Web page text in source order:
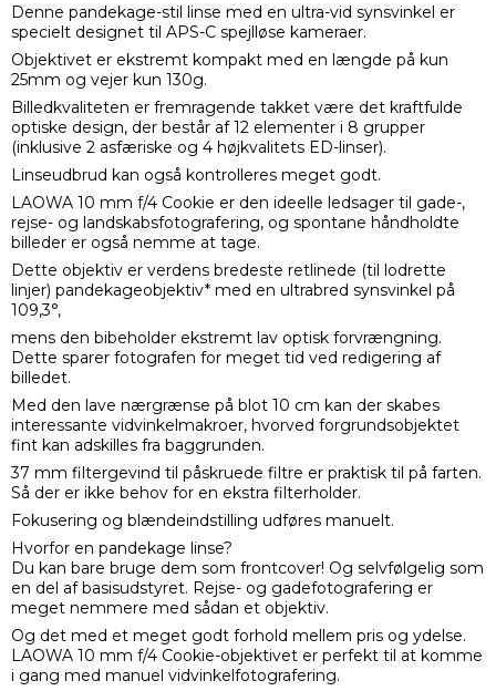
Denne pandekage-stil linse med en ultra-vid synsvinkel er
specielt designet til APS-C spejlløse kameraer.
Objektivet er ekstremt kompakt med en længde på kun
25mm og vejer kun 130g.
Billedkvaliteten er fremragende takket være det kraftfulde
optiske design, der består af 12 elementer i 8 grupper
(inklusive 2 asfæriske og 4 højkvalitets ED-linser).
Linseudbrud kan også kontrolleres meget godt.
LAOWA 10 mm f/4 Cookie er den ideelle ledsager til gade-,
rejse- og landskabsfotografering, og spontane håndholdte
billeder er også nemme at tage.
Dette objektiv er verdens bredeste retlinede (til lodrette
linjer) pandekageobjektiv* med en ultrabred synsvinkel på
109,3°,
mens den bibeholder ekstremt lav optisk forvrængning.
Dette sparer fotografen for meget tid ved redigering af
billedet.
Med den lave nærgrænse på blot 10 cm kan der skabes
interessante vidvinkelmakroer, hvorved forgrundsobjektet
fint kan adskilles fra baggrunden.
37 mm filtergevind til påskruede filtre er praktisk til på farten.
Så der er ikke behov for en ekstra filterholder.
Fokusering og blændeindstilling udføres manuelt.
Hvorfor en pandekage linse?
Du kan bare bruge dem som frontcover! Og selvfølgelig som
en del af basisudstyret. Rejse- og gadefotografering er
meget nemmere med sådan et objektiv.
Og det med et meget godt forhold mellem pris og ydelse.
LAOWA 10 mm f/4 Cookie-objektivet er perfekt til at komme
i gang med manuel vidvinkelfotografering.